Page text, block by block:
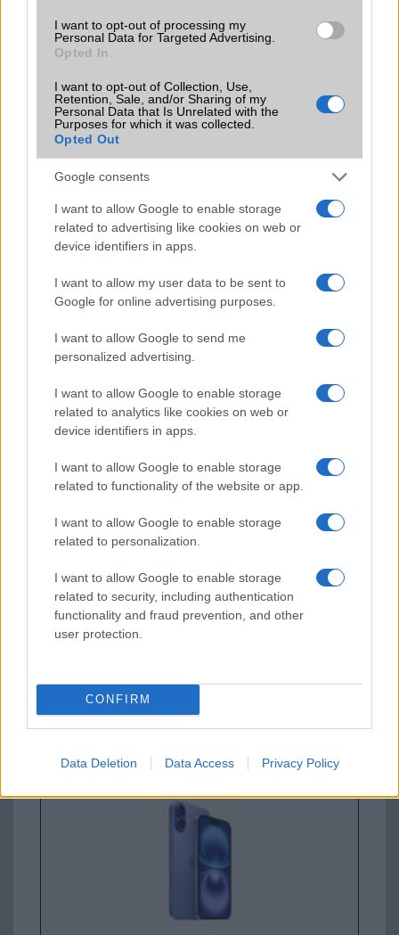
I want to opt-out of processing my
Personal Data for Targeted Advertising.
Opted In
I want to opt-out of Collection, Use,
Retention, Sale, and/or Sharing of my
Personal Data that Is Unrelated with the
Purposes for which it was collected.
Opted Out
Google consents
I want to allow Google to enable storage
related to advertising like cookies on web or
device identifiers in apps.
I want to allow my user data to be sent to
Google for online advertising purposes.
I want to allow Google to send me
personalized advertising.
I want to allow Google to enable storage
related to analytics like cookies on web or
device identifiers in apps.
I want to allow Google to enable storage
related to functionality of the website or app.
I want to allow Google to enable storage
related to personalization.
I want to allow Google to enable storage
related to security, including authentication
functionality and fraud prevention, and other
user protection.
CONFIRM
Data Deletion Data Access Privacy Policy
Védelem Nincs
Limited Edition
SAR
Nincs publikus adat!
N/A = Nincs adat. Legutóbbi frissítés: 2026-07-13 19:00:00
Új és Használt GSM kiemelt ajánlatok
Samsung Galaxy S25 Ultra
Nelly GSM
245.000 Ft (használt)
Apple iPhone 16
260.000 Ft (új)